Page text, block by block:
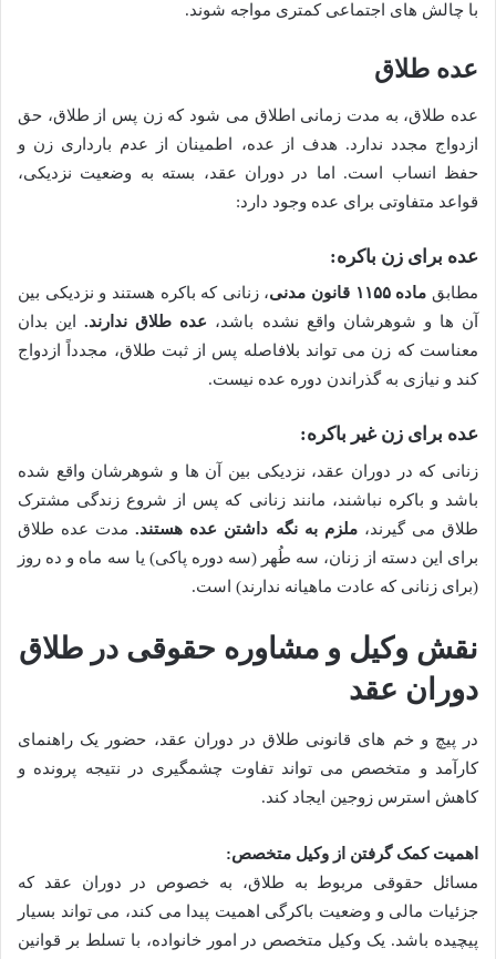
با چالش های اجتماعی کمتری مواجه شوند.
عده طلاق
عده طلاق، به مدت زمانی اطلاق می شود که زن پس از طلاق، حق
ازدواج مجدد ندارد. هدف از عده، اطمینان از عدم بارداری زن و
حفظ انساب است. اما در دوران عقد، بسته به وضعیت نزدیکی،
قواعد متفاوتی برای عده وجود دارد:
عده برای زن باکره:
مطابق ماده ۱۱۵۵ قانون مدنی
، زنانی که باکره هستند و نزدیکی بین
آن ها و شوهرشان واقع نشده باشد، عده طلاق ندارند.این بدان
معناست که زن می تواند بلافاصله پس از ثبت طلاق، مجدداً ازدواج
کند و نیازی به گذراندن دوره عده نیست.
عده برای زن غیر باکره:
زنانی که در دوران عقد، نزدیکی بین آن ها و شوهرشان واقع شده
باشد و باکره نباشند، مانند زنانی که پس از شروع زندگی مشترک
طلاق می گیرند،ملزم به نگه داشتن عده هستند.مدت عده طلاق
برای این دسته از زنان، سه طُهر (سه دوره پاکی) یا سه ماه و ده روز
(برای زنانی که عادت ماهیانه ندارند) است.
نقش وکیل و مشاوره حقوقی در طلاق
دوران عقد
در پیچ و خم های قانونی طلاق در دوران عقد، حضور یک راهنمای
کارآمد و متخصص می تواند تفاوت چشمگیری در نتیجه پرونده و
کاهش استرس زوجین ایجاد کند.
اهمیت کمک گرفتن از وکیل متخصص:
مسائل حقوقی مربوط به طلاق، به خصوص در دوران عقد که
جزئیات مالی و وضعیت باکرگی اهمیت پیدا می کند، می تواند بسیار
پیچیده باشد. یک وکیل متخصص در امور خانواده، با تسلط بر قوانین